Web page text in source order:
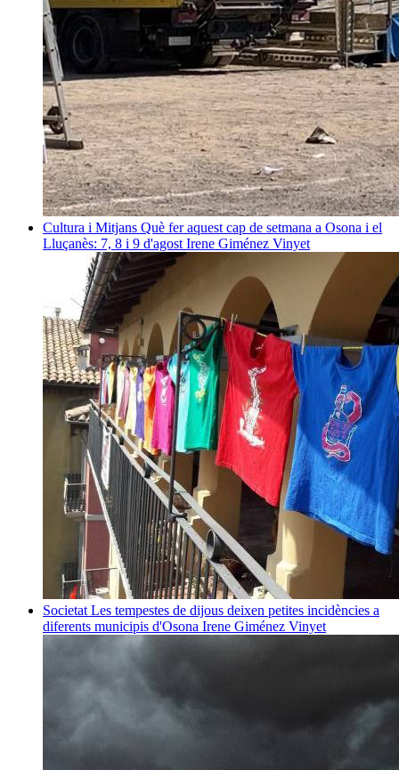
Cultura i Mitjans Què fer aquest cap de setmana a Osona i el
Lluçanès: 7, 8 i 9 d'agost Irene Giménez Vinyet
Societat Les tempestes de dijous deixen petites incidències a
diferents municipis d'Osona Irene Giménez Vinyet